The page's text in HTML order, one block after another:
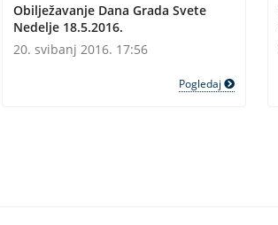
Obilježavanje Dana Grada Svete
Nedelje 18.5.2016.
20. svibanj 2016. 17:56
Pogledaj